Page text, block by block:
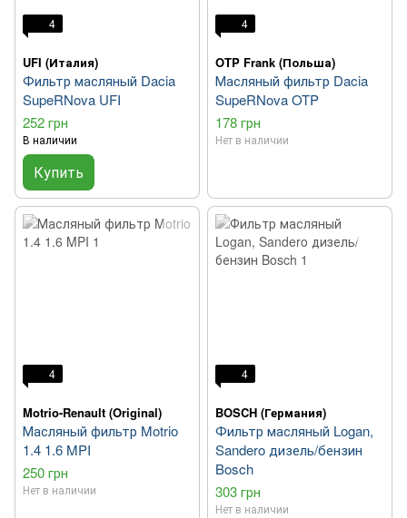
4
UFI (Италия)
Фильтр масляный Dacia
SupeRNova UFI
252 грн
В наличии
Купить
4
OTP Frank (Польша)
Масляный фильтр Dacia
SupeRNova OTP
178 грн
Нет в наличии
4
Motrio-Renault (Original)
Масляный фильтр Motrio
1.4 1.6 MPI
250 грн
Нет в наличии
4
BOSCH (Германия)
Фильтр масляный Logan,
Sandero дизель/бензин
Bosch
303 грн
Нет в наличии